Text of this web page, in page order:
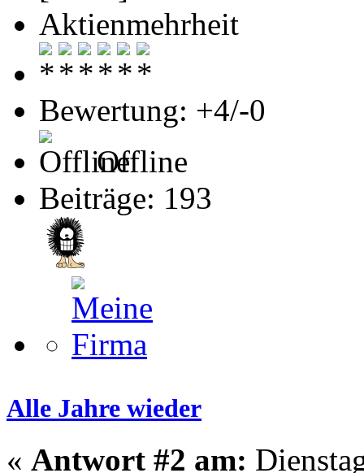
Aktienmehrheit
Bewertung: +4/-0
Offline
Beiträge: 193
Alle Jahre wieder
« Antwort #2 am: